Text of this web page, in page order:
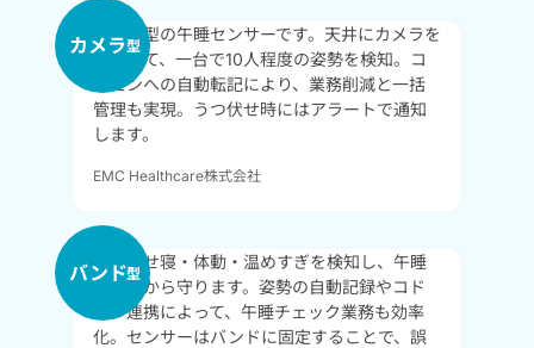
カメラ型
非接触型の午睡センサーです。天井にカメラを
設置して、一台で10人程度の姿勢を検知。コ
ドモンへの自動転記により、業務削減と一括
管理も実現。うつ伏せ時にはアラートで通知
します。
EMC Healthcare株式会社
バンド型
うつぶせ寝・体動・温めすぎを検知し、午睡
リスクから守ります。姿勢の自動記録やコド
モン連携によって、午睡チェック業務も効率
化。センサーはバンドに固定することで、誤